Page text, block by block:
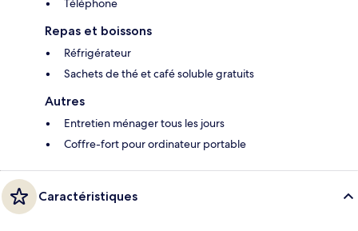
Téléphone
Repas et boissons
Réfrigérateur
Sachets de thé et café soluble gratuits
Autres
Entretien ménager tous les jours
Coffre-fort pour ordinateur portable
Caractéristiques